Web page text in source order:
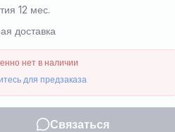
12 мес.
доставка
нет в наличии
для предзаказа
Связаться